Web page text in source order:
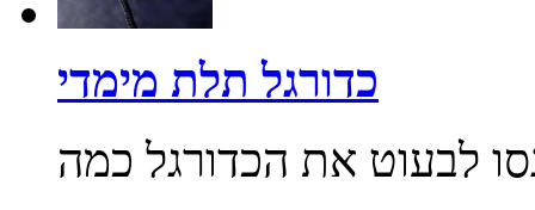
כדורגל תלת מימדי